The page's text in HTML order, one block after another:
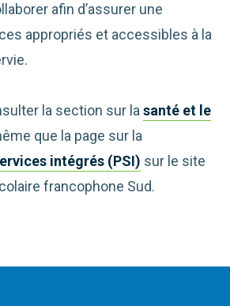
afin d’assurer une
appropriés et accessibles à la
la section sur lasanté et le
que la page sur la
intégrés (PSI) sur le site
francophone Sud.